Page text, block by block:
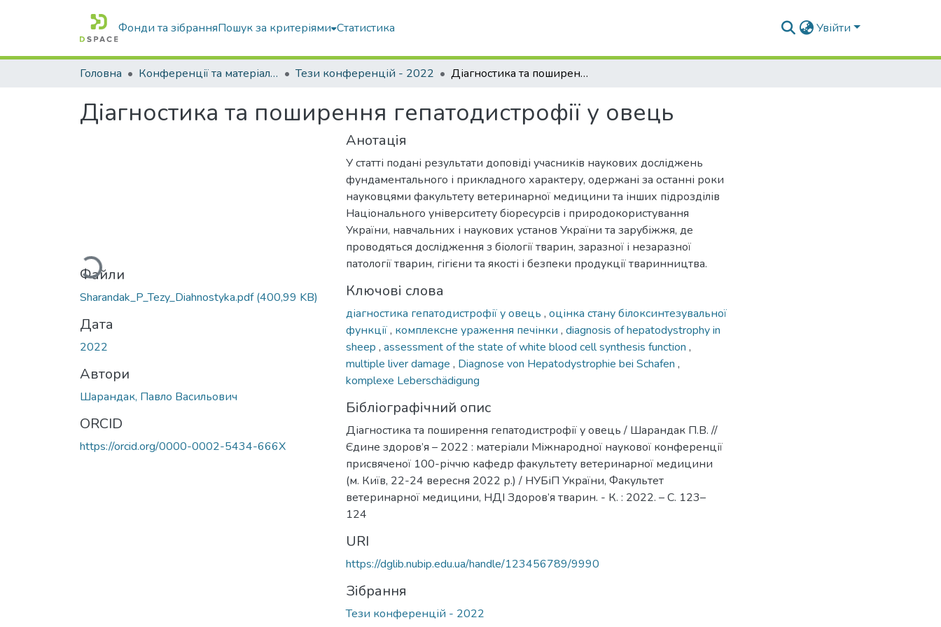
Фонди та зібранняПошук за критеріями Статистика Увійти
Головна Конференції та матеріали конференцій Тези конференцій - 2022 Діагностика та поширення гепатодистрофії у овець
Діагностика та поширення гепатодистрофії у овець
Вантажиться...
Файли
Sharandak_P_Tezy_Diahnostyka.pdf(400,99 KB)
Дата
2022
Автори
Шарандак, Павло Васильович
ORCID
https://orcid.org/0000-0002-5434-666X
Анотація
У статті подані результати доповіді учасників наукових досліджень
фундаментального і прикладного характеру, одержані за останні роки
науковцями факультету ветеринарної медицини та інших підрозділів
Національного університету біоресурсів і природокористування
України, навчальних і наукових установ України та зарубіжжя, де
проводяться дослідження з біології тварин, заразної і незаразної
патології тварин, гігієни та якості і безпеки продукції тваринництва.
Ключові слова
діагностика гепатодистрофії у овець , оцінка стану білоксинтезувальної
функції, комплексне ураження печінки , diagnosis of hepatodystrophy in
sheep , assessment of the state of white blood cell synthesis function ,
multiple liver damage , Diagnose von Hepatodystrophie bei Schafen ,
komplexe Leberschädigung
Бібліографічний опис
Діагностика та поширення гепатодистрофії у овець / Шарандак П.В. //
Єдине здоров’я – 2022 : матеріали Міжнародної наукової конференції
присвяченої 100-річчю кафедр факультету ветеринарної медицини
(м. Київ, 22-24 вересня 2022 р.) / НУБіП України, Факультет
ветеринарної медицини, НДІ Здоров’я тварин. - К. : 2022. – С. 123–
124
URI
https://dglib.nubip.edu.ua/handle/123456789/9990
Зібрання
Тези конференцій - 2022